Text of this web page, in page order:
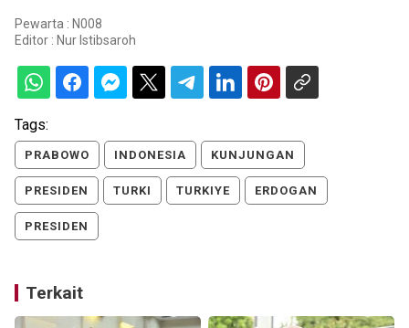
Pewarta : N008
Editor : Nur Istibsaroh
Tags:
PRABOWO INDONESIA KUNJUNGAN
PRESIDEN TURKI TURKIYE ERDOGAN
PRESIDEN
Terkait